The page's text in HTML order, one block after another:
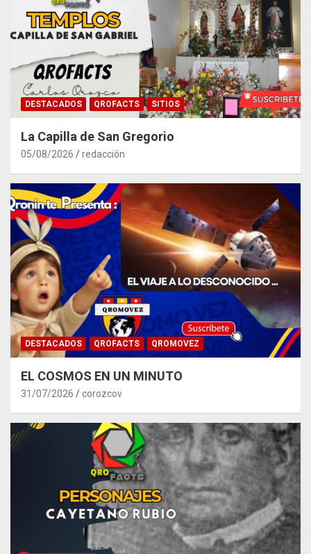
DESTACADOS QROFACTS SITIOS
La Capilla de San Gregorio
05/08/2026 redacción
DESTACADOS QROFACTS QROMOVEZ
EL COSMOS EN UN MINUTO
31/07/2026 corozcov